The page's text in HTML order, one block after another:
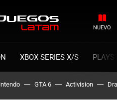
NUEVO
XBOX SERIES X/S
GTA 6 Activision